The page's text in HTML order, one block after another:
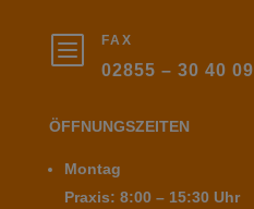
b FAX
02855 – 30 40 09
ÖFFNUNGSZEITEN
Montag
Praxis: 8:00 – 15:30 Uhr